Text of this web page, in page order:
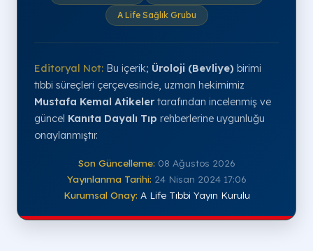
A Life Sağlık Grubu
Editoryal Not: Bu içerik; Üroloji (Bevliye) birimi
tıbbi süreçleri çerçevesinde, uzman hekimimiz
Mustafa Kemal Atikeler tarafından incelenmiş ve
güncel Kanıta Dayalı Tıp rehberlerine uygunluğu
onaylanmıştır.
Son Güncelleme: 08 Ağustos 2026
Yayınlanma Tarihi: 24 Nisan 2024 17:06
Kurumsal Onay: A Life Tıbbi Yayın Kurulu